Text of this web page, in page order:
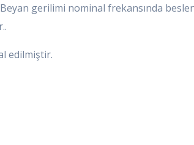
gerilimi nominal frekansında
edilmiştir.